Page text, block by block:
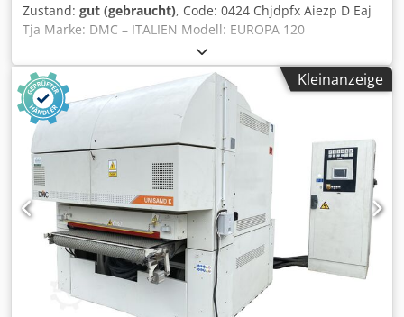
Zustand: gut (gebraucht), Code: 0424 Chjdpfx Aiezp D Eaj
Tja Marke: DMC – ITALIEN Modell: EUROPA 120
Automatische 2-Band-Kalibrierschleifmaschine für Holz,
Möbel, Innenausbauelemente, Holzrahmen, Türen,
Platten, Verbundwerkstoffe und diverse Materialien.
Technische Daten: Robuste Konstruktion Max.
Arbeitsbreite mm 1200 Max. Arbeitshöhe mm 170
Schleifbandgröße mm 2200 x 1250 1. Gruppe:
Gummikalibrierwalze – Durchmesser mm 220 –
Einstellbare Haltevorrichtungen für den Werkstückdruck –
Motorleistung 20 PS 2. Gruppe: Endbearbeitungspad mit
einstellbarem Druck – Motorleistung 10 PS
Schleifbandreinigungsgebläse
Bandvorschubgeschwindigkeit, variabel von 3,5 bis 17,5
m/min Vakuumtisch – Motorleistung 7,5 PS Automatische
Tischhubfunktion Automatische Tischpositionierung 2
Absaugstutzen, Durchmesser mm 200 Arbeitsdruck 7 bar
Kleinanzeige